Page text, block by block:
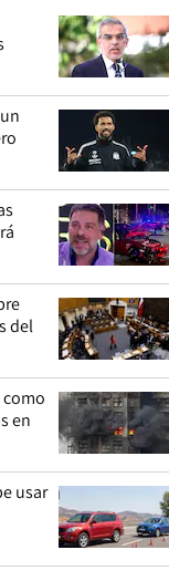
del
en
usar